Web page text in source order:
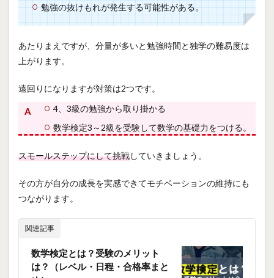
勉強の抜けもれが発生する可能性がある。
あたりまえですが、分量が多いと勉強時間と独学の難易度は
上がります。
遠回りになりますが対策は2つです。
4、3級の勉強から取り掛かる
数学検定3～2級を受験して数学の基礎力をつける。
スモールステップにして挑戦していきましょう。
その方が自分の成長を実感できてモチベーションの維持にも
つながります。
関連記事
数学検定とは？受験のメリット
は？（レベル・日程・合格率まと